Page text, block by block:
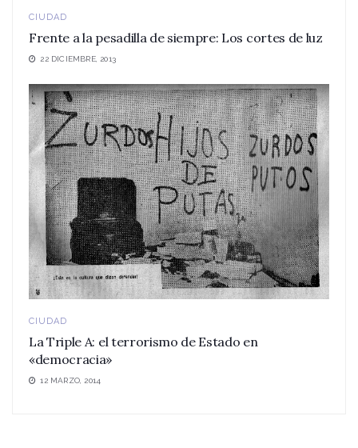
CIUDAD
Frente a la pesadilla de siempre: Los cortes de luz
22 DICIEMBRE, 2013
CIUDAD
La Triple A: el terrorismo de Estado en
«democracia»
12 MARZO, 2014